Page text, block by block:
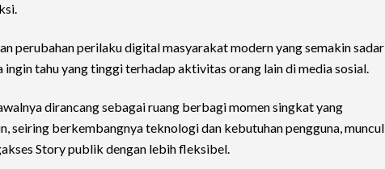
perubahan perilaku digital masyarakat modern yang semakin sadar
ingin tahu yang tinggi terhadap aktivitas orang lain di media sosial.
dirancang sebagai ruang berbagi momen singkat yang
seiring berkembangnya teknologi dan kebutuhan pengguna, muncul
Story publik dengan lebih fleksibel.